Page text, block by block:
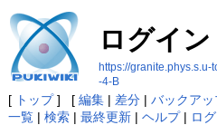
ログイン
https://
-4-B
[ トップ] [ 編集| 差分| バックアッ
一覧| 検索| 最終更新| ヘルプ| ロ